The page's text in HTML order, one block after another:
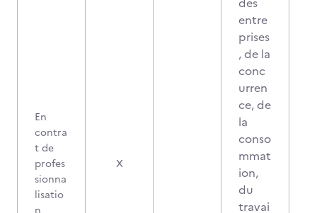
En
contra
t de
profes
sionna
lisatio
X
entre
prises
, de la
conc
urren
ce, de
la
conso
mmat
ion,
du
travai